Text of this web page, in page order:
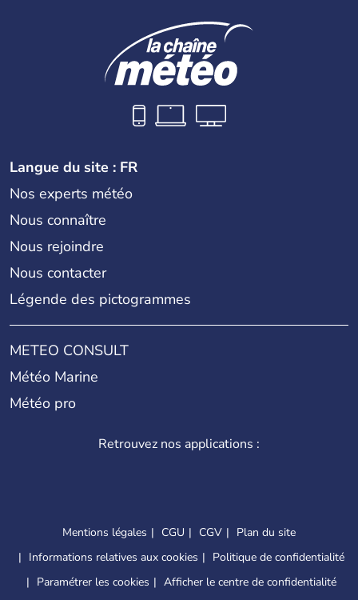
Langue du site : FR
Nos experts météo
Nous connaître
Nous rejoindre
Nous contacter
Légende des pictogrammes
METEO CONSULT
Météo Marine
Météo pro
Retrouvez nos applications :
Mentions légales CGU CGV
Plan du site
Informations relatives aux cookies
Politique de confidentialité
Paramétrer les cookies
Afficher le centre de confidentialité